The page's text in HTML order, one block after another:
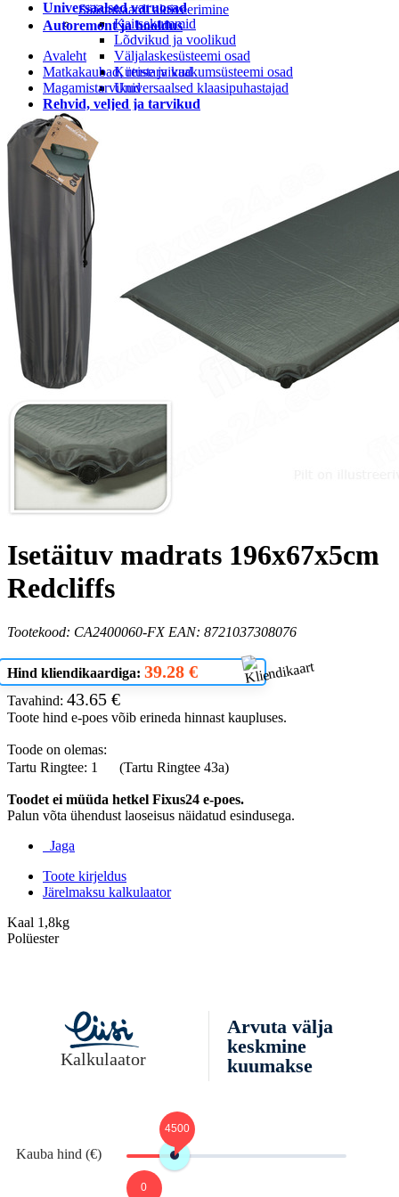
Universaalsed varuosad
Kaitsekummid
Lõdvikud ja voolikud
Väljalaskesüsteemi osad
Kütuse ja vaakumsüsteemi osad
Universaalsed klaasipuhastajad
Rehvid, veljed ja tarvikud
LEIUNURK
Leiunurk aia ja kodukaubad
Säästukaardi aktiveerimine
Autoremont ja hooldus
Avaleht
Matkakaubad, reistarvikud
Magamistarvikud
Isetäituv madrats 196x67x5cm
Redcliffs
Tootekood: CA2400060-FX EAN: 8721037308076
Hind kliendikaardiga: 39.28 €
Tavahind: 43.65 €
Toote hind e-poes võib erineda hinnast kaupluses.
Toode on olemas:
Tartu Ringtee: 1
(Tartu Ringtee 43a)
Toodet ei müüda hetkel Fixus24 e-poes.
Palun võta ühendust laoseisus näidatud esindusega.
Jaga
Toote kirjeldus
Järelmaksu kalkulaator
Kaal 1,8kg
Polüester